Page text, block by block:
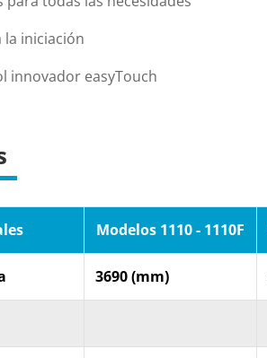
iniciación
innovador easyTouch
Modelos 1110 - 1110F
3690 (mm)